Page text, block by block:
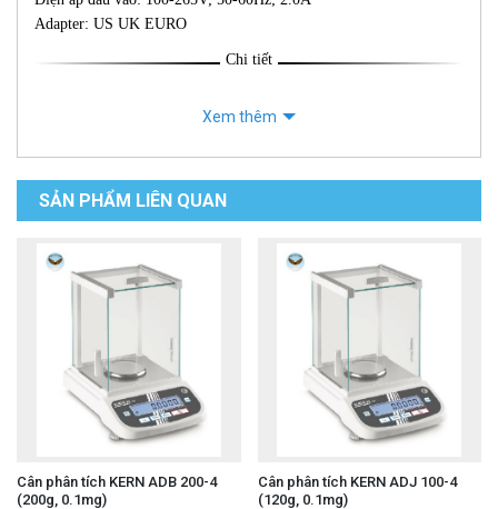
Adapter: US UK EURO
Chi tiết
Xem thêm
SẢN PHẨM LIÊN QUAN
Cân phân tích KERN ADB 200-4
(200g, 0.1mg)
Cân phân tích KERN ADJ 100-4
(120g, 0.1mg)